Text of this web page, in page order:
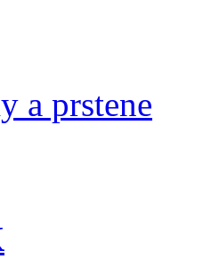
a prstene